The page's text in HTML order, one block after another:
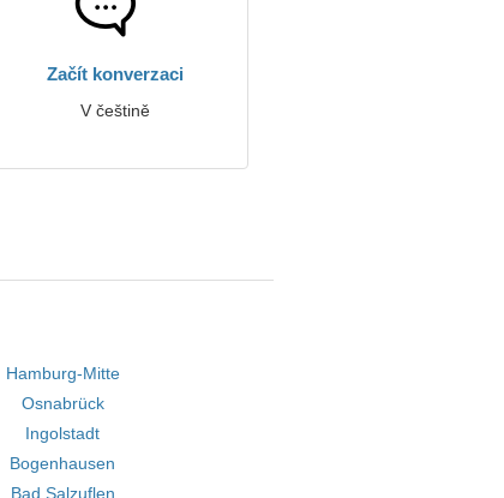
Začít konverzaci
V češtině
Hamburg-Mitte
Osnabrück
Ingolstadt
Bogenhausen
Bad Salzuflen